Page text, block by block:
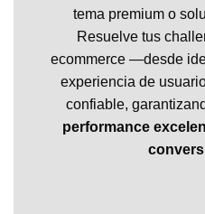
tema premium o
Resuelve tus
ecommerce —desde
experiencia de
confiable,
performance